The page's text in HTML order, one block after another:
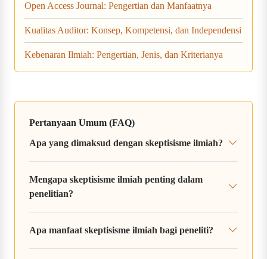
Open Access Journal: Pengertian dan Manfaatnya
Kualitas Auditor: Konsep, Kompetensi, dan Independensi
Kebenaran Ilmiah: Pengertian, Jenis, dan Kriterianya
Pertanyaan Umum (FAQ)
Apa yang dimaksud dengan skeptisisme ilmiah?
Mengapa skeptisisme ilmiah penting dalam
penelitian?
Apa manfaat skeptisisme ilmiah bagi peneliti?